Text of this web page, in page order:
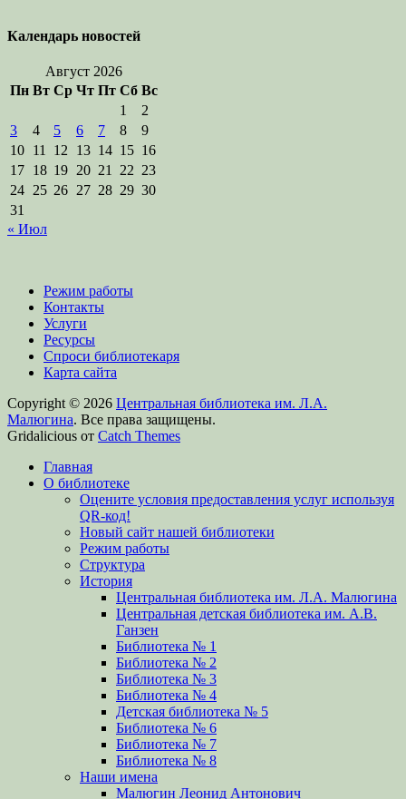
Календарь новостей
Август 2026
Пн Вт Ср Чт Пт Сб Вс
1
2
3
4 5 6 7 8
9
10 11 12 13 14 15 16
17 18 19 20 21 22 23
24 25 26 27 28 29 30
31
« Июл
Режим работы
Контакты
Услуги
Ресурсы
Спроси библиотекаря
Карта сайта
Copyright © 2026 Центральная библиотека им. Л.А.
Малюгина. Все права защищены.
Gridalicious от Catch Themes
вверх
Главная
О библиотеке
Оцените условия предоставления услуг используя
QR-код!
Новый сайт нашей библиотеки
Режим работы
Структура
История
Центральная библиотека им. Л.А. Малюгина
Центральная детская библиотека им. А.В.
Ганзен
Библиотека № 1
Библиотека № 2
Библиотека № 3
Библиотека № 4
Детская библиотека № 5
Библиотека № 6
Библиотека № 7
Библиотека № 8
Наши имена
Малюгин Леонид Антонович